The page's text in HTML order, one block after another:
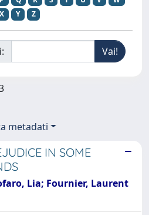
X
Y Z
metadati
IN SOME
Lia; Fournier, Laurent